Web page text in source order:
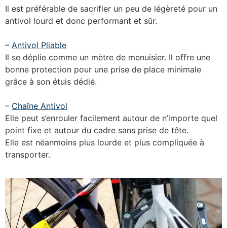
Il est préférable de sacrifier un peu de légèreté pour un
antivol lourd et donc performant et sûr.
– Antivol Pliable
Il se déplie comme un mètre de menuisier. Il offre une
bonne protection pour une prise de place minimale
grâce à son étuis dédié.
– Chaîne Antivol
Elle peut s’enrouler facilement autour de n’importe quel
point fixe et autour du cadre sans prise de tête.
Elle est néanmoins plus lourde et plus compliquée à
transporter.